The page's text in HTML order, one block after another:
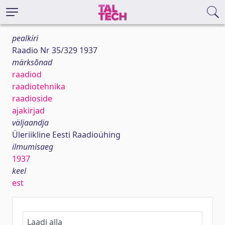
pealkiri
Raadio Nr 35/329 1937
märksõnad
raadiod
raadiotehnika
raadioside
ajakirjad
väljaandja
Üleriikline Eesti Raadioühing
ilmumisaeg
1937
keel
est
Laadi alla